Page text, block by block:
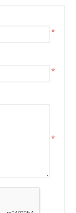
*
*
*